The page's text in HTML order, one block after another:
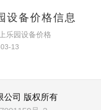
设备价格信息
乐园设备价格
13
公司 版权所有